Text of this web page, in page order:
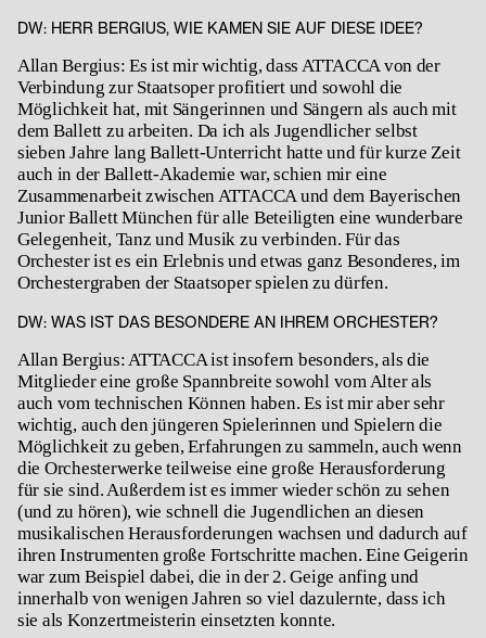
DW: HERR BERGIUS, WIE KAMEN SIE AUF DIESE IDEE?
Allan Bergius: Es ist mir wichtig, dass ATTACCA von der
Verbindung zur Staatsoper profitiert und sowohl die
Möglichkeit hat, mit Sängerinnen und Sängern als auch mit
dem Ballett zu arbeiten. Da ich als Jugendlicher selbst
sieben Jahre lang Ballett-Unterricht hatte und für kurze Zeit
auch in der Ballett-Akademie war, schien mir eine
Zusammenarbeit zwischen ATTACCA und dem Bayerischen
Junior Ballett München für alle Beteiligten eine wunderbare
Gelegenheit, Tanz und Musik zu verbinden. Für das
Orchester ist es ein Erlebnis und etwas ganz Besonderes, im
Orchestergraben der Staatsoper spielen zu dürfen.
DW: WAS IST DAS BESONDERE AN IHREM ORCHESTER?
Allan Bergius: ATTACCA ist insofern besonders, als die
Mitglieder eine große Spannbreite sowohl vom Alter als
auch vom technischen Können haben. Es ist mir aber sehr
wichtig, auch den jüngeren Spielerinnen und Spielern die
Möglichkeit zu geben, Erfahrungen zu sammeln, auch wenn
die Orchesterwerke teilweise eine große Herausforderung
für sie sind. Außerdem ist es immer wieder schön zu sehen
(und zu hören), wie schnell die Jugendlichen an diesen
musikalischen Herausforderungen wachsen und dadurch auf
ihren Instrumenten große Fortschritte machen. Eine Geigerin
war zum Beispiel dabei, die in der 2. Geige anfing und
innerhalb von wenigen Jahren so viel dazulernte, dass ich
sie als Konzertmeisterin einsetzten konnte.